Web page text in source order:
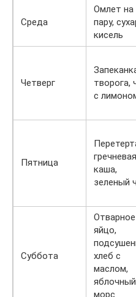
Среда
Омлет на
пару,
кисель
Четверг
творога,
с
Пятница
гречневая
каша,
зеленый
Суббота
Отварное
яйцо,
хлеб с
маслом,
яблочный
морс